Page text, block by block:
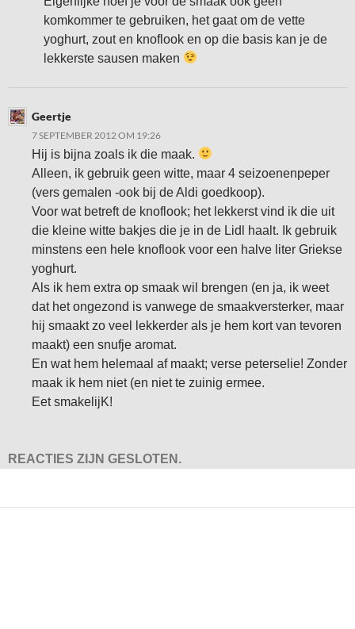
komkommer te gebruiken, het gaat om de vette
yoghurt, zout en knoflook en op die basis kan je de
lekkerste sausen maken
Geertje
7 SEPTEMBER 2012 OM 19:26
Hij is bijna zoals ik die maak.
Alleen, ik gebruik geen witte, maar 4 seizoenenpeper
(vers gemalen -ook bij de Aldi goedkoop).
Voor wat betreft de knoflook; het lekkerst vind ik die uit
die kleine witte bakjes die je in de Lidl haalt. Ik gebruik
minstens een hele knoflook voor een halve liter Griekse
yoghurt.
Als ik hem extra op smaak wil brengen (en ja, ik weet
dat het ongezond is vanwege de smaakversterker, maar
hij smaakt zo veel lekkerder als je hem kort van tevoren
maakt) een snufje aromat.
En wat hem helemaal af maakt; verse peterselie! Zonder
maak ik hem niet (en niet te zuinig ermee.
Eet smakelijK!
REACTIES ZIJN GESLOTEN.